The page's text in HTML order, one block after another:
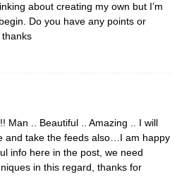
about creating my own but I’m
Do you have any points or
Man .. Beautiful .. Amazing .. I will
and take the feeds also…I am happy
info here in the post, we need
in this regard, thanks for